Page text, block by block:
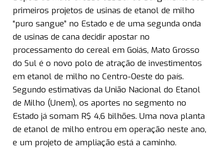
primeiros projetos de usinas de etanol de milho
“puro sangue” no Estado e de uma segunda onda
de usinas de cana decidir apostar no
processamento do cereal em Goiás, Mato Grosso
do Sul é o novo polo de atração de investimentos
em etanol de milho no Centro-Oeste do país.
Segundo estimativas da União Nacional do Etanol
de Milho (Unem), os aportes no segmento no
Estado já somam R$ 4,6 bilhões. Uma nova planta
de etanol de milho entrou em operação neste ano,
e um projeto de ampliação está a caminho.